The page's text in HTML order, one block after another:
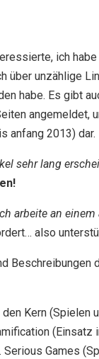
ich
über unzählige
habe. Es gibt
angemeldet,
anfang 2013) dar.
sehr lang
arbeite an
also
Kern (Spielen
Serious Games